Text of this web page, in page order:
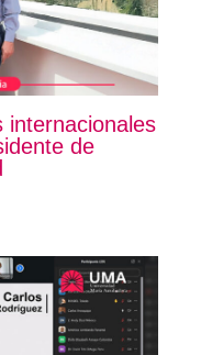
internacionales
de